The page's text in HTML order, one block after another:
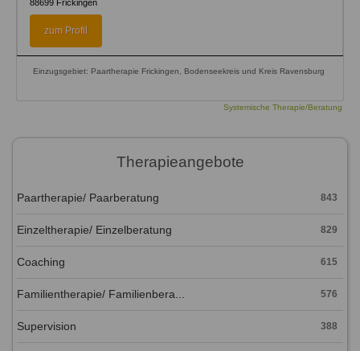
88699 Frickingen
zum Profil
Einzugsgebiet: Paartherapie Frickingen, Bodenseekreis und Kreis Ravensburg
Systemische Therapie/Beratung
Therapieangebote
Paartherapie/ Paarberatung 843
Einzeltherapie/ Einzelberatung 829
Coaching 615
Familientherapie/ Familienbera... 576
Supervision 388